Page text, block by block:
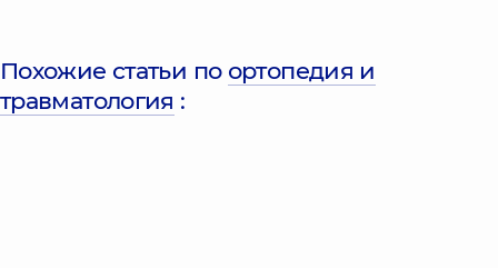
Похожие статьи по ортопедия и
травматология :